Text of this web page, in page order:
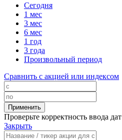
Сегодня
1 мес
3 мес
6 мес
1 год
3 года
Произвольный период
Сравнить с акцией или индексом
Проверьте корректность ввода дат
Закрыть